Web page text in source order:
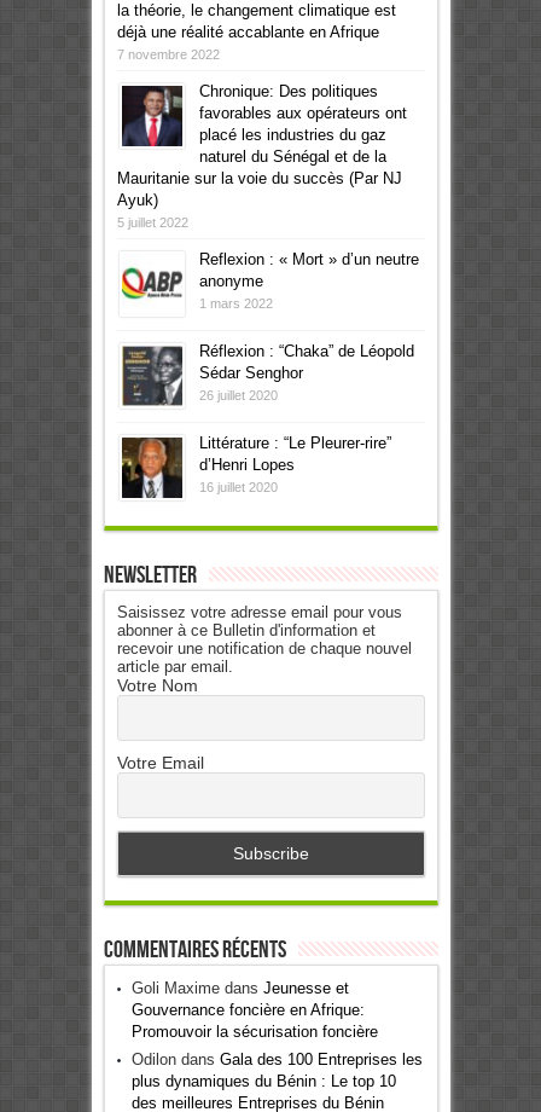
la théorie, le changement climatique est
déjà une réalité accablante en Afrique
7 novembre 2022
Chronique: Des politiques
favorables aux opérateurs ont
placé les industries du gaz
naturel du Sénégal et de la
Mauritanie sur la voie du succès (Par NJ
Ayuk)
5 juillet 2022
Reflexion : « Mort » d’un neutre
anonyme
1 mars 2022
Réflexion : “Chaka” de Léopold
Sédar Senghor
26 juillet 2020
Littérature : “Le Pleurer-rire”
d’Henri Lopes
16 juillet 2020
Newsletter
Saisissez votre adresse email pour vous
abonner à ce Bulletin d'information et
recevoir une notification de chaque nouvel
article par email.
Votre Nom
Votre Email
Commentaires récents
Goli Maximedans Jeunesse et
Gouvernance foncière en Afrique:
Promouvoir la sécurisation foncière
Odilondans Gala des 100 Entreprises les
plus dynamiques du Bénin : Le top 10
des meilleures Entreprises du Bénin